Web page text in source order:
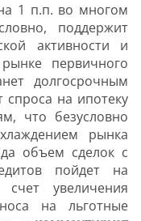
1 п.п. во многом
поддержит
активности и
первичного
долгосрочным
на ипотеку
что безусловно
рынка
объем сделок с
пойдет на
увеличения
на льготные